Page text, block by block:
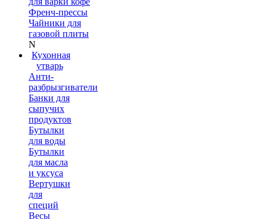
Френч-прессы
Чайники для
газовой плиты
N
Кухонная
утварь
Анти-
разбрызгиватели
Банки для
сыпучих
продуктов
Бутылки
для воды
Бутылки
для масла
и уксуса
Вертушки
для
специй
Весы